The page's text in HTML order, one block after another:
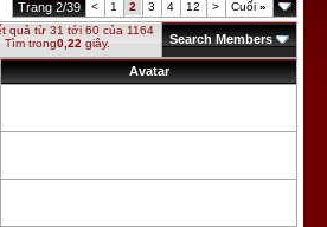
Trang 2/39 < 1 2 3 4 12 > Cuối »
quả từ 31 tới 60 của 1164
Tìm trong0,22 giây. Search Members
Avatar